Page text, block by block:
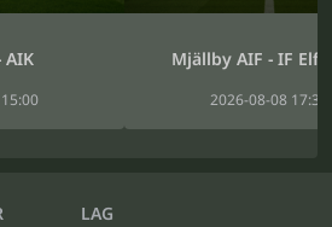
Mjällby AIF - IF
2026-08-08 17:30
LAG